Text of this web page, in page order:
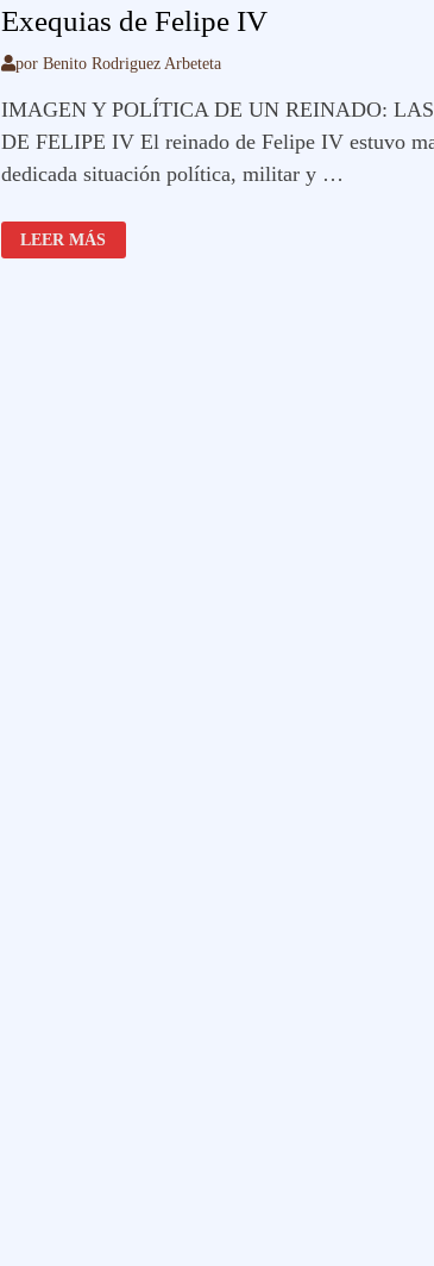
Exequias de Felipe IV
por Benito Rodriguez Arbeteta
IMAGEN Y POLÍTICA DE UN REINADO:
DE FELIPE IV El reinado de Felipe IV estuvo
dedicada situación política, militar y …
EXEQUIAS
DE
FELIPE
LEER MÁS